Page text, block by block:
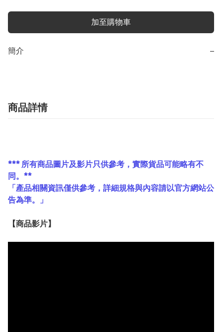
加至購物車
簡介 −
商品詳情
*** 所有商品圖片及影片只供參考，實際貨品可能略有不
同。**
「產品相關資訊僅供參考，詳細規格與內容請以官方網站公
告為準。」
【商品影片】